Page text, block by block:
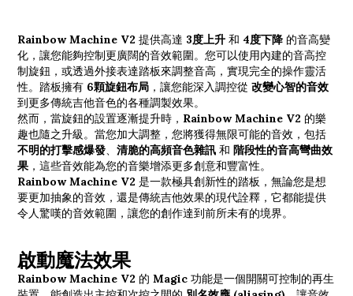
Rainbow Machine V2 提供高達 3度上升 和 4度下降 的音高變
化，讓您能夠控制更廣闊的音效範圍。您可以使用內建的音高控
制旋鈕，或透過外接表達踏板來調整音高，實現完全的操作靈活
性。踏板擁有 6顆旋鈕布局 ，讓您能深入調控從 改變心智的音效
到更多傳統吉他音色的各種調製效果。
然而，當旋鈕的設置逐漸提升時， Rainbow Machine V2 的樂
趣也隨之升級。當您加大調整，您將獲得無限可能的音效，包括
不明的打擊感爆發
清脆的高頻音色雜訊 和 階段性的音高彎曲效
果 ，這些音效能為您的音樂增添更多創意和豐富性。
Rainbow Machine V2 是一款極具創新性的踏板，無論您是想
要更加抽象的音效，還是傳統吉他效果的現代詮釋，它都能提供
令人驚嘆的音效範圍，讓您的創作達到前所未有的境界。
啟動魔法效果
Rainbow Machine V2 的 Magic 功能是一個開關可控制的再生